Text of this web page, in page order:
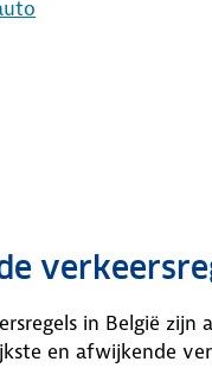
in België
en afwijkende